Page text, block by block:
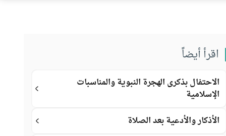
اقرأ أيضاً
الاحتفال بذكرى الهجرة النبوية والمناسبات
الإسلامية
الأذكار والأدعية بعد الصلاة